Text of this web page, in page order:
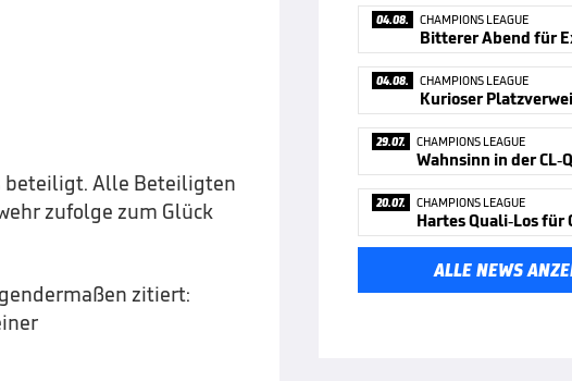
beteiligt. Alle Beteiligten
zufolge zum Glück
zitiert:
04.08. CHAMPIONS LEAGUE
04.08. CHAMPIONS LEAGUE
29.07. CHAMPIONS LEAGUE
Wahnsinn in der
20.07. CHAMPIONS LEAGUE
Hartes Quali-Los für
ALLE NEWS